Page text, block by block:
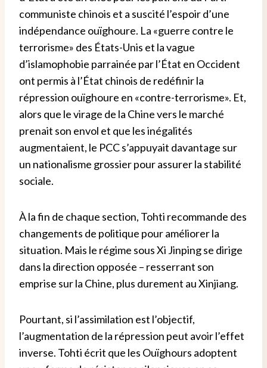
communiste chinois et a suscité l’espoir d’une
indépendance ouïghoure. La «guerre contre le
terrorisme» des États-Unis et la vague
d’islamophobie parrainée par l’État en Occident
ont permis à l’État chinois de redéfinir la
répression ouïghoure en «contre-terrorisme». Et,
alors que le virage de la Chine vers le marché
prenait son envol et que les inégalités
augmentaient, le PCC s’appuyait davantage sur
un nationalisme grossier pour assurer la stabilité
sociale.
À la fin de chaque section, Tohti recommande des
changements de politique pour améliorer la
situation. Mais le régime sous Xi Jinping se dirige
dans la direction opposée – resserrant son
emprise sur la Chine, plus durement au Xinjiang.
Pourtant, si l’assimilation est l’objectif,
l’augmentation de la répression peut avoir l’effet
inverse. Tohti écrit que les Ouïghours adoptent